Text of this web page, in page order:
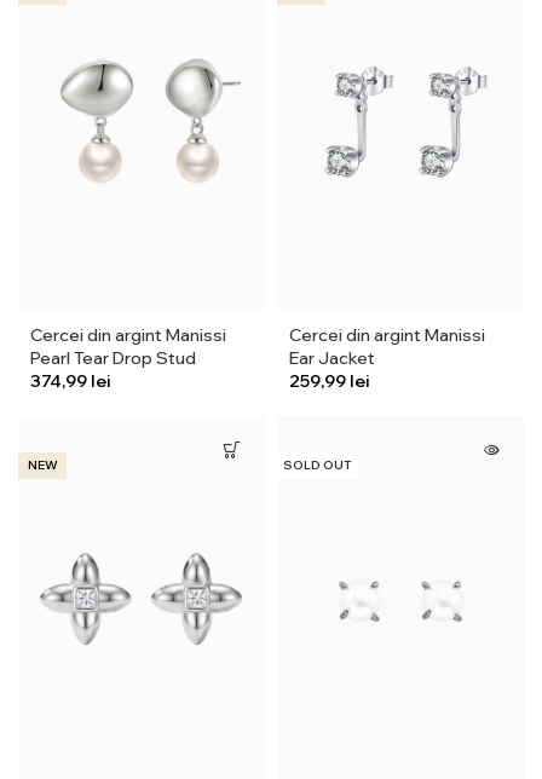
Cercei din argint Manissi
Pearl Tear Drop Stud
lei
Cercei din argint Manissi
Ear Jacket
lei
NEW SOLD OUT